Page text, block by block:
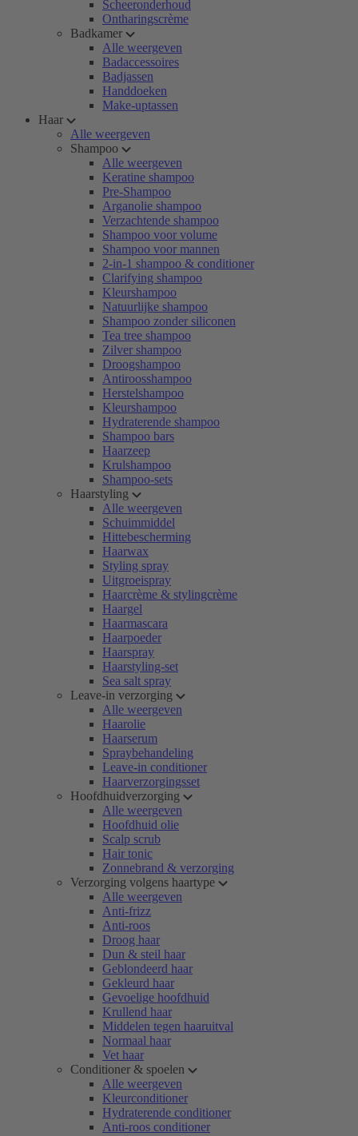
Scheeronderhoud
Ontharingscrème
Badkamer
Alle weergeven
Badaccessoires
Badjassen
Handdoeken
Make-uptassen
Haar
Alle weergeven
Shampoo
Alle weergeven
Keratine shampoo
Pre-Shampoo
Arganolie shampoo
Verzachtende shampoo
Shampoo voor volume
Shampoo voor mannen
2-in-1 shampoo & conditioner
Clarifying shampoo
Kleurshampoo
Natuurlijke shampoo
Shampoo zonder siliconen
Tea tree shampoo
Zilver shampoo
Droogshampoo
Antiroosshampoo
Herstelshampoo
Kleurshampoo
Hydraterende shampoo
Shampoo bars
Haarzeep
Krulshampoo
Shampoo-sets
Haarstyling
Alle weergeven
Schuimmiddel
Hittebescherming
Haarwax
Styling spray
Uitgroeispray
Haarcrème & stylingcrème
Haargel
Haarmascara
Haarpoeder
Haarspray
Haarstyling-set
Sea salt spray
Leave-in verzorging
Alle weergeven
Haarolie
Haarserum
Spraybehandeling
Leave-in conditioner
Haarverzorgingsset
Hoofdhuidverzorging
Alle weergeven
Hoofdhuid olie
Scalp scrub
Hair tonic
Zonnebrand & verzorging
Verzorging volgens haartype
Alle weergeven
Anti-frizz
Anti-roos
Droog haar
Dun & steil haar
Geblondeerd haar
Gekleurd haar
Gevoelige hoofdhuid
Krullend haar
Middelen tegen haaruitval
Normaal haar
Vet haar
Conditioner & spoelen
Alle weergeven
Kleurconditioner
Hydraterende conditioner
Anti-roos conditioner